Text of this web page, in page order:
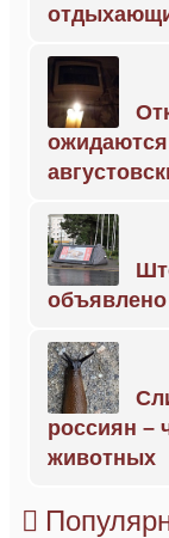
ожидаются
россиян –
животных